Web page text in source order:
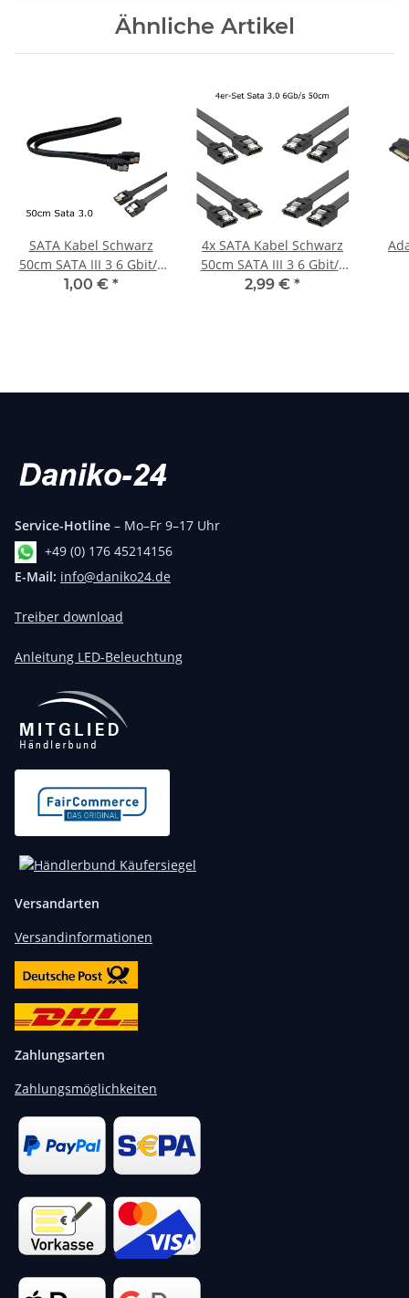
Ähnliche Artikel
SATA Kabel Schwarz
50cm SATA III 3 6 Gbit/s
0,5m SSD Festplatte HDD
1,00 € *
4x SATA Kabel Schwarz
50cm SATA III 3 6 Gbit/s
0,5m SSD Festplatte HDD
2,99 € *
Service-Hotline – Mo–Fr 9–17 Uhr
+49 (0) 176 45214156
E-Mail: info@daniko24.de
Treiber download
Anleitung LED-Beleuchtung
Versandarten
Versandinformationen
Zahlungsarten
Zahlungsmöglichkeiten